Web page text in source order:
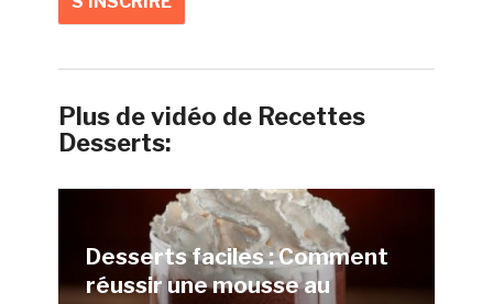
Plus de vidéo de Recettes
Desserts:
Desserts faciles : Comment
réussir une mousse au